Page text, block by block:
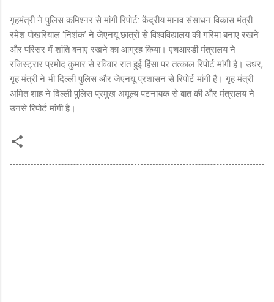
गृहमंत्री ने पुलिस कमिश्नर से मांगी रिपोर्ट: केंद्रीय मानव संसाधन विकास मंत्री
रमेश पोखरियाल ‘निशंक’ ने जेएनयू छात्रों से विश्वविद्यालय की गरिमा बनाए रखने
और परिसर में शांति बनाए रखने का आग्रह किया। एचआरडी मंत्रालय ने
रजिस्ट्रार प्रमोद कुमार से रविवार रात हुई हिंसा पर तत्काल रिपोर्ट मांगी है। उधर,
गृह मंत्री ने भी दिल्ली पुलिस और जेएनयू प्रशासन से रिपोर्ट मांगी है। गृह मंत्री
अमित शाह ने दिल्ली पुलिस प्रमुख अमूल्य पटनायक से बात की और मंत्रालय ने
उनसे रिपोर्ट मांगी है।